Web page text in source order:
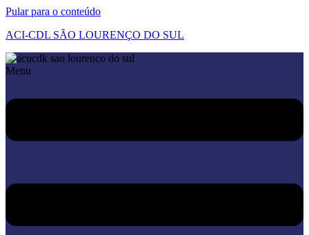
Pular para o conteúdo
ACI-CDL SÃO LOURENÇO DO SUL
Menu